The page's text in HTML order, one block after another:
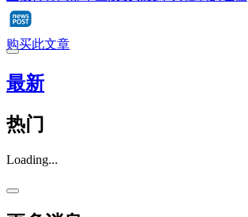
购买此文章
最新
热门
Loading...